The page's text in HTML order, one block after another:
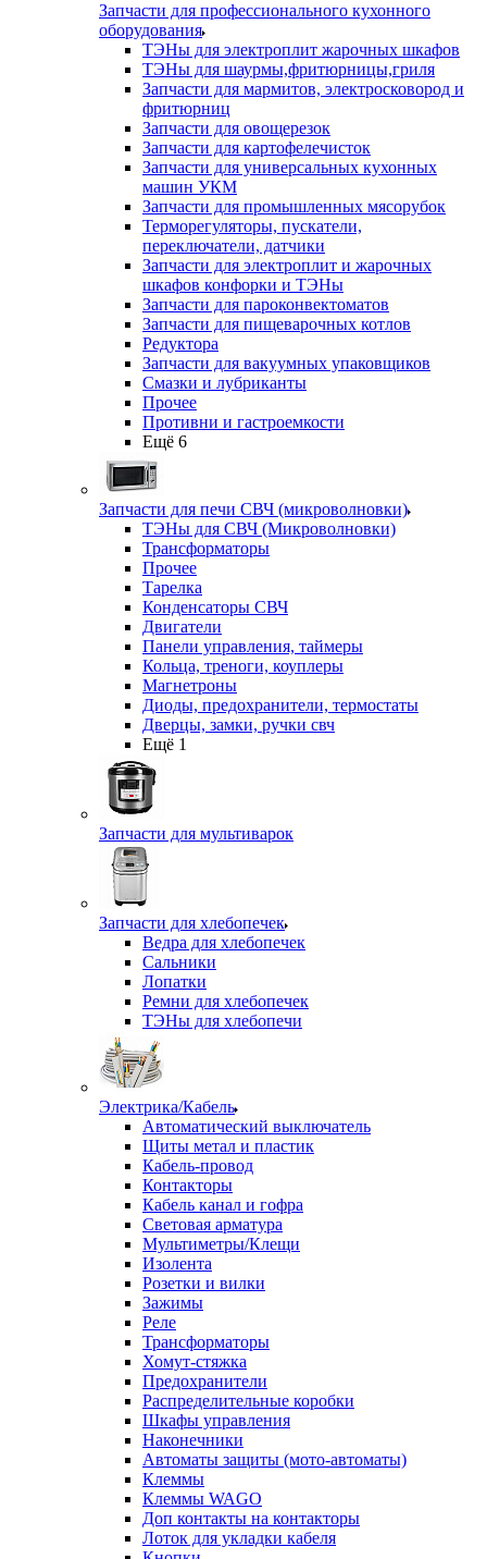
Запчасти для профессионального кухонного
оборудования
ТЭНы для электроплит жарочных шкафов
ТЭНы для шаурмы,фритюрницы,гриля
Запчасти для мармитов, электросковород и
фритюрниц
Запчасти для овощерезок
Запчасти для картофелечисток
Запчасти для универсальных кухонных
машин УКМ
Запчасти для промышленных мясорубок
Терморегуляторы, пускатели,
переключатели, датчики
Запчасти для электроплит и жарочных
шкафов конфорки и ТЭНы
Запчасти для пароконвектоматов
Запчасти для пищеварочных котлов
Редуктора
Запчасти для вакуумных упаковщиков
Смазки и лубриканты
Прочее
Противни и гастроемкости
Ещё 6
Запчасти для печи СВЧ (микроволновки)
ТЭНы для СВЧ (Микроволновки)
Трансформаторы
Прочее
Тарелка
Конденсаторы СВЧ
Двигатели
Панели управления, таймеры
Кольца, треноги, коуплеры
Магнетроны
Диоды, предохранители, термостаты
Дверцы, замки, ручки свч
Ещё 1
Запчасти для мультиварок
Запчасти для хлебопечек
Ведра для хлебопечек
Сальники
Лопатки
Ремни для хлебопечек
ТЭНы для хлебопечи
Электрика/Кабель
Автоматический выключатель
Щиты метал и пластик
Кабель-провод
Контакторы
Кабель канал и гофра
Световая арматура
Мультиметры/Клещи
Изолента
Розетки и вилки
Зажимы
Реле
Трансформаторы
Хомут-стяжка
Предохранители
Распределительные коробки
Шкафы управления
Наконечники
Автоматы защиты (мото-автоматы)
Клеммы
Клеммы WAGO
Доп контакты на контакторы
Лоток для укладки кабеля